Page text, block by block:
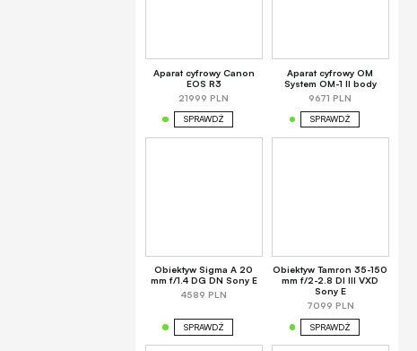
Aparat cyfrowy Canon
EOS R3
21999 PLN
SPRAWDŹ
Aparat cyfrowy OM
System OM-1 II body
9671 PLN
SPRAWDŹ
Obiektyw Sigma A 20
mm f/1.4 DG DN Sony E
4589 PLN
SPRAWDŹ
Obiektyw Tamron 35-150
mm f/2-2.8 DI III VXD
Sony E
7099 PLN
SPRAWDŹ